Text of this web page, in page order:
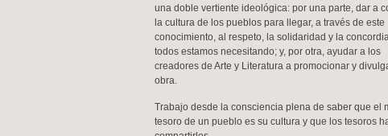
una doble vertiente ideológica: por una parte, dar a
la cultura de los pueblos para llegar, a través de este
conocimiento, al respeto, la solidaridad y la
todos estamos necesitando; y, por otra, ayudar a los
creadores de Arte y Literatura a promocionar y
obra.
Trabajo desde la consciencia plena de saber que el
tesoro de un pueblo es su cultura y que los tesoros